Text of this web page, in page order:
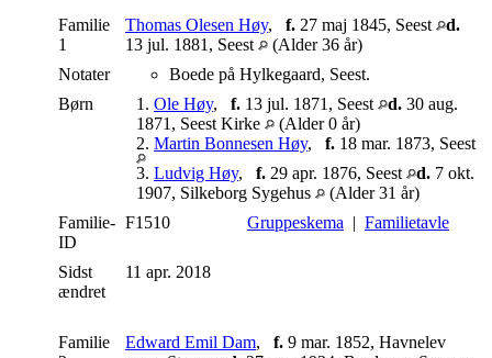
Familie
1
Thomas Olesen Høy, f. 27 maj 1845, Seest
d.
13 jul. 1881, Seest
(Alder 36 år)
Notater
Boede på Hylkegaard, Seest.
Børn
1. Ole Høy, f. 13 jul. 1871, Seest d. 30 aug.
1871, Seest Kirke
(Alder 0 år)
2. Martin Bonnesen Høy, f. 18 mar. 1873, Seest
3. Ludvig Høy, f. 29 apr. 1876, Seest d. 7 okt.
1907, Silkeborg Sygehus
(Alder 31 år)
Familie-
ID
F1510 Gruppeskema | Familietavle
Sidst
ændret
11 apr. 2018
Familie
Edward Emil Dam, f. 9 mar. 1852, Havnelev